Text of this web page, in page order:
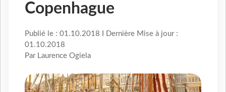
Copenhague
Publié le : 01.10.2018 I Dernière Mise à jour :
01.10.2018
Par Laurence Ogiela